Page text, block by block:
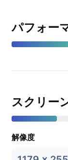
パフォー
スクリー
解像度